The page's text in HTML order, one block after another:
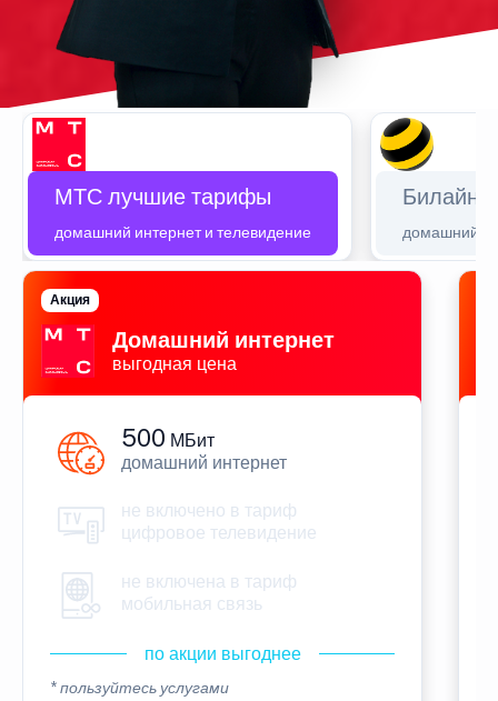
МТС лучшие тарифы
домашний интернет и телевидение
Билайн
домашний
Домашний интернет
выгодная цена
Акция
500 МБит
домашний интернет
не включено в тариф
цифровое телевидение
не включена в тариф
мобильная связь
по акции выгоднее
* пользуйтесь услугами